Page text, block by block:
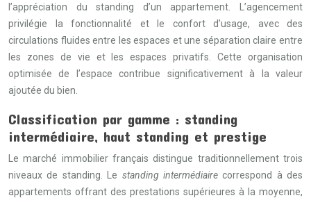
l’appréciation du standing d’un appartement. L’agencement
privilégie la fonctionnalité et le confort d’usage, avec des
circulations fluides entre les espaces et une séparation claire entre
les zones de vie et les espaces privatifs. Cette organisation
optimisée de l’espace contribue significativement à la valeur
ajoutée du bien.
Classification par gamme : standing
intermédiaire, haut standing et prestige
Le marché immobilier français distingue traditionnellement trois
niveaux de standing. Le standing intermédiairecorrespond à des
appartements offrant des prestations supérieures à la moyenne,